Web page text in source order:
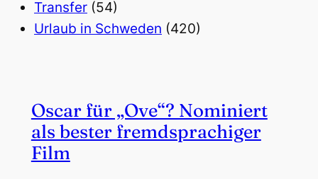
Transfer (54)
Urlaub in Schweden (420)
Oscar für „Ove“? Nominiert
als bester fremdsprachiger
Film